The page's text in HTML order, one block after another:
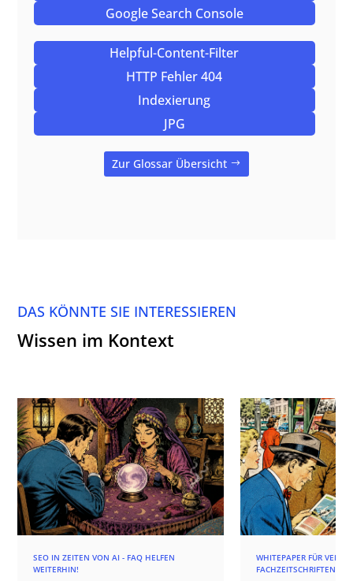
Google Search Console
Helpful-Content-Filter
HTTP Fehler 404
Indexierung
JPG
Zur Glossar Übersicht
DAS KÖNNTE SIE INTERESSIEREN
Wissen im Kontext
SEO IN ZEITEN VON AI - FAQ HELFEN
WEITERHIN!
WHITEPAPER FÜR
FACHZEITSCHRIFTEN